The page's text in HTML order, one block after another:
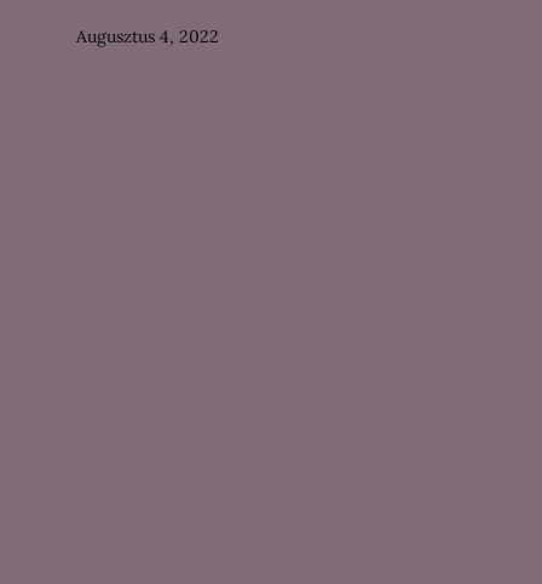
Augusztus 4, 2022